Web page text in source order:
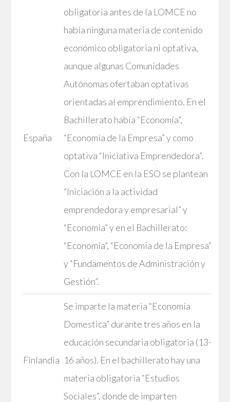
España
obligatoria antes de la LOMCE no
había ninguna materia de contenido
económico obligatoria ni optativa,
aunque algunas Comunidades
Autónomas ofertaban optativas
orientadas al emprendimiento. En el
Bachillerato había “Economía”,
“Economía de la Empresa” y como
optativa “Iniciativa Emprendedora”.
Con la LOMCE en la ESO se plantean
“Iniciación a la actividad
emprendedora y empresarial” y
“Economía” y en el Bachillerato:
“Economía”, “Economía de la Empresa”
y “Fundamentos de Administración y
Gestión”.
Finlandia
Se imparte la materia “Economía
Domestica” durante tres años en la
educación secundaria obligatoria (13-
16 años). En el bachillerato hay una
materia obligatoria “Estudios
Sociales”, donde de imparten